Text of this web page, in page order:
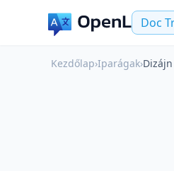
Doc
Kezdőlap›Iparágak›Dizájn